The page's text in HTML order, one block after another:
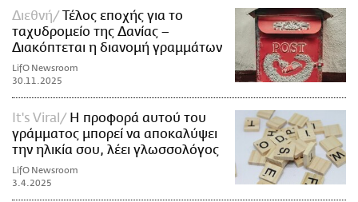
Διεθνή
Τέλος εποχής για το
ταχυδρομείο της Δανίας –
Διακόπτεται η διανομή γραμμάτων
LifO Newsroom
30.11.2025
It's Viral
Η προφορά αυτού του
γράμματος μπορεί να αποκαλύψει
την ηλικία σου, λέει γλωσσολόγος
LifO Newsroom
3.4.2025